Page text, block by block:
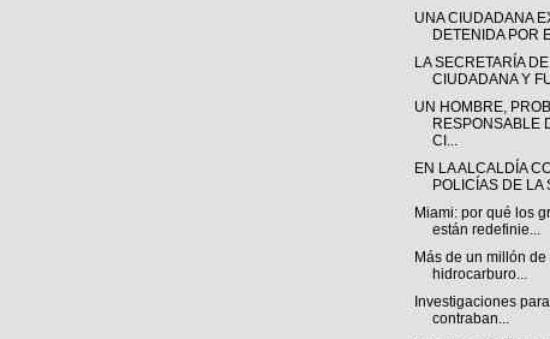
UNA CIUDADANA
DETENIDA POR
LA SECRETARÍA
CIUDADANA Y
UN HOMBRE,
RESPONSABLE
CI...
EN LA ALCALDÍA
POLICÍAS DE LA
Miami: por qué los
están redefinie...
Más de un millón
hidrocarburo...
Investigaciones
contraban...